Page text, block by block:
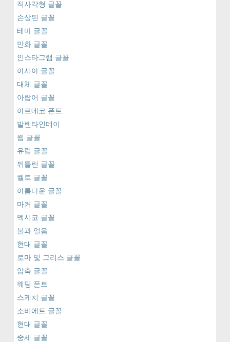
직사각형 글꼴
손상된 글꼴
테마 글꼴
만화 글꼴
인스타그램 글꼴
아시아 글꼴
대체 글꼴
아랍어 글꼴
아르데코 폰트
발렌타인데이
웹 글꼴
유럽 글꼴
뒤틀린 글꼴
켈트 글꼴
아름다운 글꼴
마커 글꼴
멕시코 글꼴
불과 얼음
현대 글꼴
로마 및 그리스 글꼴
압축 글꼴
웨딩 폰트
스케치 글꼴
소비에트 글꼴
현대 글꼴
중세 글꼴